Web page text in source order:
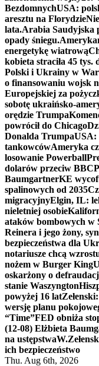
BezdomnychUSA:
aresztu na Florydzie
lata.Arabia Saudyjska
opady śniegu.
energetykę wiatrową
kobieta straciła 45 tys.
Polski i Ukrainy w
o finansowaniu wojsk
Europejskiej za
sobotę ukraińsko-
orędzie Trumpa
powrócił do Chicago
Donalda TrumpaUSA:
tankowcówAmeryka
losowanie Powerball
dolarów przeciw BBC
BaumgartnerKE
spalinowych od 2035
migracyjnyElgin, IL:
nieletniej osobie
ataków bombowych w
Reinera i jego żony,
bezpieczeństwa dla
notariusze chcą
nożem w Burger King
oskarżony o
stanie Waszyngton
powyżej 16 lat
wersję planu
“Time”FED obniża
(12-08) Elżbieta
na ustępstwa
ich bezpieczeństwo
Thu. Aug 6th, 2026